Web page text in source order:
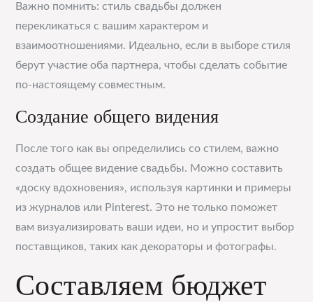
Важно помнить: стиль свадьбы должен
перекликаться с вашим характером и
взаимоотношениями. Идеально, если в выборе стиля
берут участие оба партнера, чтобы сделать событие
по-настоящему совместным.
Создание общего видения
После того как вы определились со стилем, важно
создать общее видение свадьбы. Можно составить
«доску вдохновения», используя картинки и примеры
из журналов или Pinterest. Это не только поможет
вам визуализировать ваши идеи, но и упростит выбор
поставщиков, таких как декораторы и фотографы.
Составляем бюджет